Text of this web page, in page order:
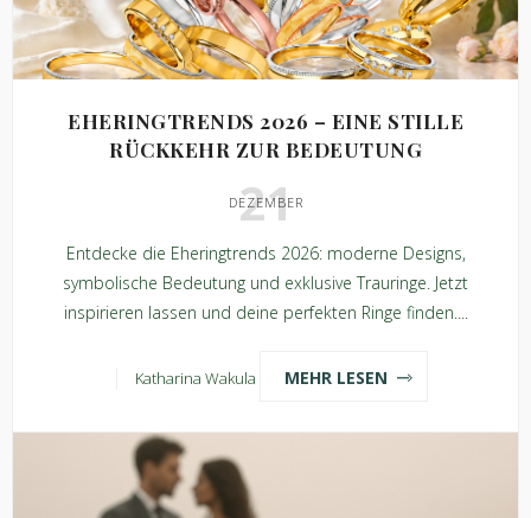
EHERINGTRENDS 2026 – EINE STILLE
RÜCKKEHR ZUR BEDEUTUNG
21
DEZEMBER
Entdecke die Eheringtrends 2026: moderne Designs,
symbolische Bedeutung und exklusive Trauringe. Jetzt
inspirieren lassen und deine perfekten Ringe finden....
Katharina Wakula MEHR LESEN